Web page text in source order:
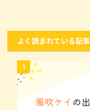
よく読まれている記事
1